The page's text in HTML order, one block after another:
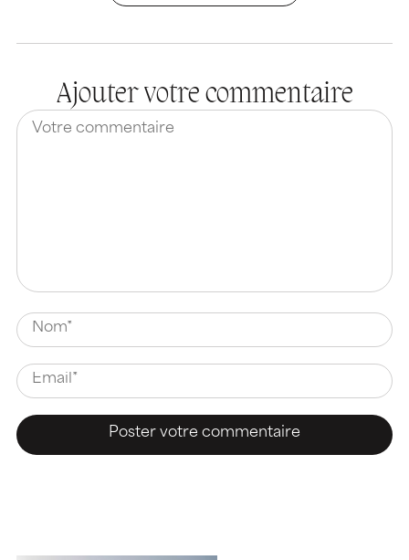
Ajouter votre commentaire